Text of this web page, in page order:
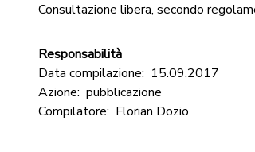
Consultazione libera, secondo
Responsabilità
Data compilazione: 15.09.2017
Azione: pubblicazione
Compilatore: Florian Dozio